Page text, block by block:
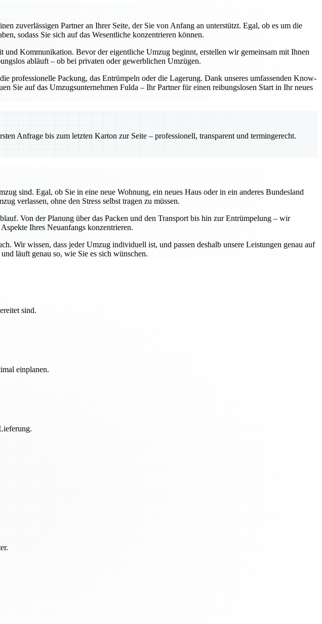
zuverlässigen Partner an Ihrer Seite, der Sie von Anfang an unterstützt. Egal, ob es um die
sodass Sie sich auf das Wesentliche konzentrieren können.
Kommunikation. Bevor der eigentliche Umzug beginnt, erstellen wir gemeinsam mit Ihnen
abläuft – ob bei privaten oder gewerblichen Umzügen.
professionelle Packung, das Entrümpeln oder die Lagerung. Dank unseres umfassenden Know-
Sie auf das Umzugsunternehmen Fulda – Ihr Partner für einen reibungslosen Start in Ihr neues
Anfrage bis zum letzten Karton zur Seite – professionell, transparent und termingerecht.
sind. Egal, ob Sie in eine neue Wohnung, ein neues Haus oder in ein anderes Bundesland
verlassen, ohne den Stress selbst tragen zu müssen.
Von der Planung über das Packen und den Transport bis hin zur Entrümpelung – wir
Ihres Neuanfangs konzentrieren.
Wir wissen, dass jeder Umzug individuell ist, und passen deshalb unsere Leistungen genau auf
läuft genau so, wie Sie es sich wünschen.
sind.
einplanen.